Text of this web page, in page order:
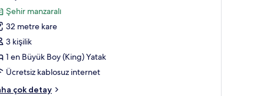
yorum)
Şehir manzaralı
32 metre kare
3 kişilik
1 en Büyük Boy (King) Yatak
Ücretsiz kablosuz internet
çok detay